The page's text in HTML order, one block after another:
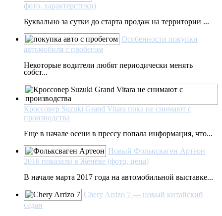
фото, характерстики)
Буквально за сутки до старта продаж на территории ...
Особенности покупки
автомобиля с пробегом
Некоторые водители любят периодически менять
собст...
Кроссовер Suzuki Grand Vitara пока не снимают с
производства
Еще в начале осени в прессу попала информация, что...
Новый Фольксваген Артеон
2018 показали в Женеве (фото, цена)
В начале марта 2017 года на автомобильной выставке...
Chery Arrizo 7 — новый китайский
седан